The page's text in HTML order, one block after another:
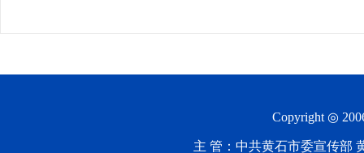
Copyright ◎
主 管：中共黄石市委宣传部